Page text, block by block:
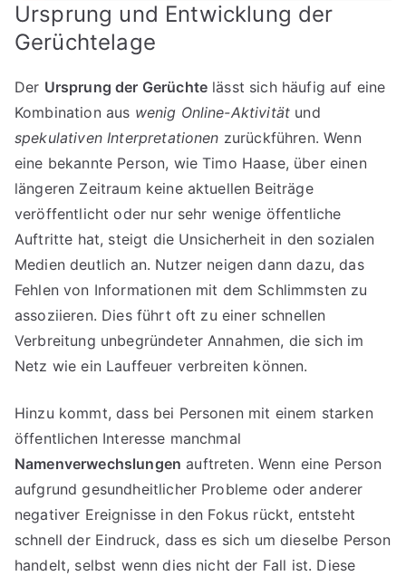
Ursprung und Entwicklung der
Gerüchtelage
Der Ursprung der Gerüchte lässt sich häufig auf eine
Kombination aus wenig Online-Aktivität und
spekulativen Interpretationen zurückführen. Wenn
eine bekannte Person, wie Timo Haase, über einen
längeren Zeitraum keine aktuellen Beiträge
veröffentlicht oder nur sehr wenige öffentliche
Auftritte hat, steigt die Unsicherheit in den sozialen
Medien deutlich an. Nutzer neigen dann dazu, das
Fehlen von Informationen mit dem Schlimmsten zu
assoziieren. Dies führt oft zu einer schnellen
Verbreitung unbegründeter Annahmen, die sich im
Netz wie ein Lauffeuer verbreiten können.
Hinzu kommt, dass bei Personen mit einem starken
öffentlichen Interesse manchmal
Namenverwechslungen auftreten. Wenn eine Person
aufgrund gesundheitlicher Probleme oder anderer
negativer Ereignisse in den Fokus rückt, entsteht
schnell der Eindruck, dass es sich um dieselbe Person
handelt, selbst wenn dies nicht der Fall ist. Diese